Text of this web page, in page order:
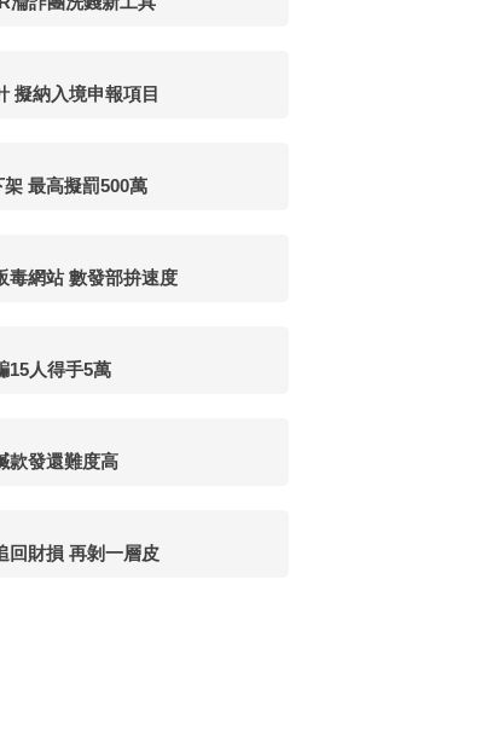
擬納入境申報項目
最高擬罰500萬
毒網站 數發部拚速度
15人得手5萬
款發還難度高
回財損 再剝一層皮